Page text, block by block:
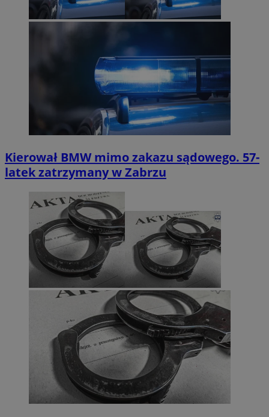
Kierował BMW mimo zakazu sądowego. 57-
latek zatrzymany w Zabrzu